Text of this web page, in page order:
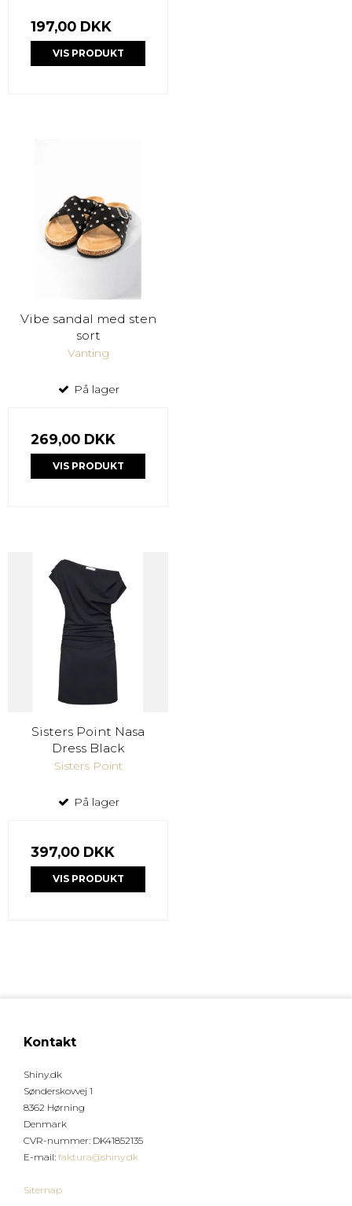
197,00 DKK
VIS PRODUKT
Vibe sandal med sten
sort
Vanting
På lager
269,00 DKK
VIS PRODUKT
Sisters Point Nasa
Dress Black
Sisters Point
På lager
397,00 DKK
VIS PRODUKT
Kontakt
Shiny.dk
Sønderskovvej 1
8362 Hørning
Denmark
CVR-nummer: DK41852135
E-mail: faktura@shiny.dk
Sitemap